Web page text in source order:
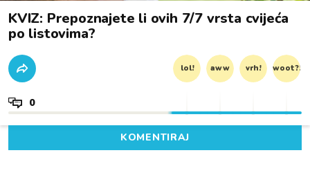
KVIZ: Prepoznajete li ovih 7/7 vrsta cvijeća
po listovima?
lol! aww vrh! woot?!
0
KOMENTIRAJ